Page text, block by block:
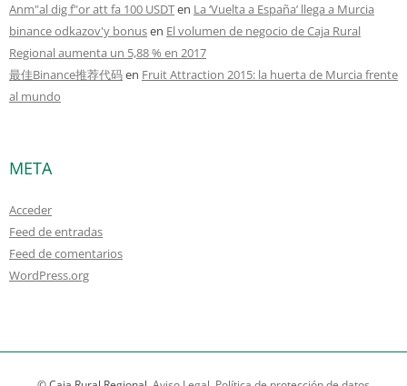
Anm"al dig f"or att fa 100 USDTen La ‘Vuelta a España’ llega a Murcia
binance odkazov'y bonusen El volumen de negocio de Caja Rural
Regional aumenta un 5,88 % en 2017
最佳Binance推荐代码en Fruit Attraction 2015: la huerta de Murcia frente
al mundo
META
Acceder
Feed de entradas
Feed de comentarios
WordPress.org